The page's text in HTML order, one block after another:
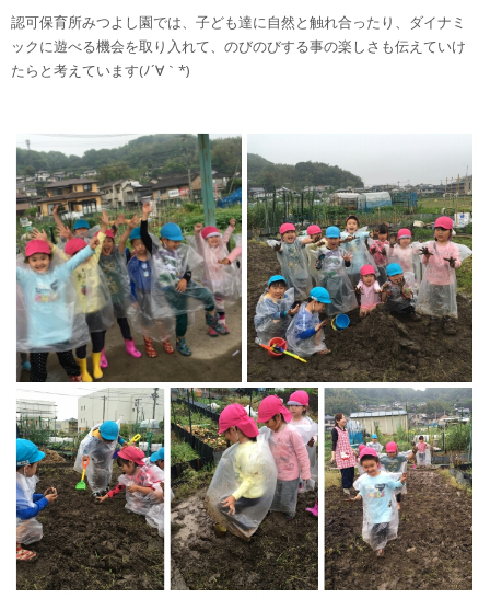
認可保育所みつよし園では、子ども達に自然と触れ合ったり、ダイナミ
ックに遊べる機会を取り入れて、のびのびする事の楽しさも伝えていけ
たらと考えています(ﾉ´∀｀*)